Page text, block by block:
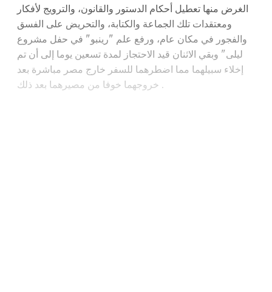
الغرض منها تعطيل أحكام الدستور والقانون، والترويج لأفكار
ومعتقدات تلك الجماعة والكتابة، والتحريض على الفسق
والفجور في مكان عام، ورفع علم "رينبو" في حفل مشروع
ليلى" وبقي الاثنان قيد الاحتجاز لمدة تسعين يوما إلى أن تم
إخلاء سبيلهما مما اضطرهما للسفر خارج مصر مباشرة بعد
خروجهما خوفا من مصيرهما بعد ذلك .